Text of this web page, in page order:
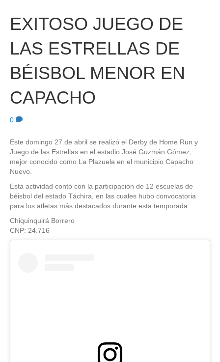
EXITOSO JUEGO DE
LAS ESTRELLAS DE
BÉISBOL MENOR EN
CAPACHO
0
Este domingo 27 de abril se realizó el Derby de Home Run y
Juego de las Estrellas en el estadio José Guzmán Gómez,
mejor conocido como La Plazuela en el municipio Capacho
Nuevo.
Esta actividad contó con la participación de 12 escuelas de
béisbol del estado Táchira, en las cuales hubo convocatoria
para los atletas más destacados durante esta temporada.
Chiquinquirá Borrero
CNP: 24.716